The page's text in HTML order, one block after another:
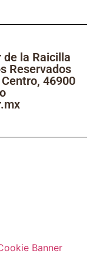
la Raicilla
Reservados
46900
Banner